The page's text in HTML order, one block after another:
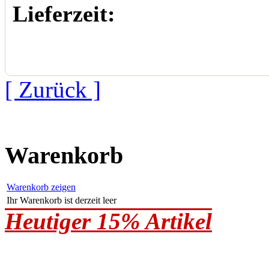
Lieferzeit:
[ Zurück ]
Warenkorb
Warenkorb zeigen
Ihr Warenkorb ist derzeit leer
Heutiger 15% Artikel